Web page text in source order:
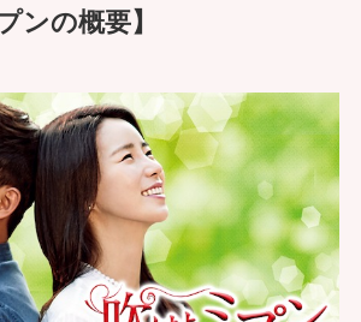
ンの概要】